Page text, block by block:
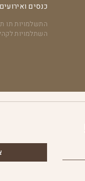
כנסים ואירועים
התשלמויות תו
השתלמויות